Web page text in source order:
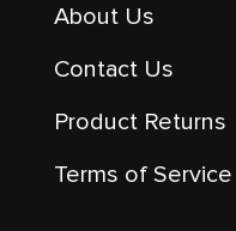
About Us
Contact Us
Product Returns
Terms of Service